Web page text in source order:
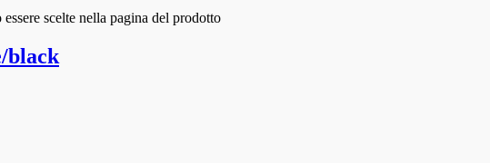
scelte nella pagina del prodotto
black